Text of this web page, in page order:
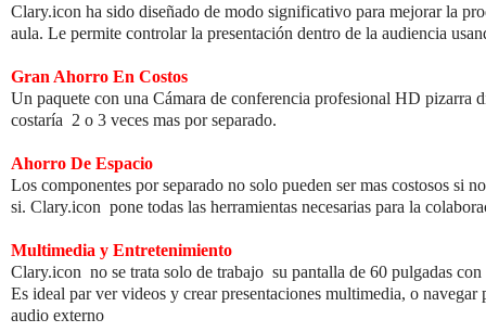
Clary.icon ha sido diseñado de modo significativo para mejorar la
aula. Le permite controlar la presentación dentro de la audiencia
Gran Ahorro En Costos
Un paquete con una Cámara de conferencia profesional HD
costaría 2 o 3 veces mas por separado.
Ahorro De Espacio
Los componentes por separado no solo pueden ser mas costosos si
si. Clary.icon pone todas las herramientas necesarias para la
Multimedia y Entretenimiento
Clary.icon no se trata solo de trabajo su pantalla de 60 pulgadas
Es ideal par ver videos y crear presentaciones multimedia, o
audio externo